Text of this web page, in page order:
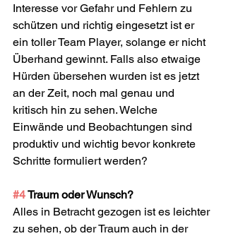
Interesse vor Gefahr und Fehlern zu
schützen und richtig eingesetzt ist er
ein toller Team Player, solange er nicht
Überhand gewinnt. Falls also etwaige
Hürden übersehen wurden ist es jetzt
an der Zeit, noch mal genau und
kritisch hin zu sehen. Welche
Einwände und Beobachtungen sind
produktiv und wichtig bevor konkrete
Schritte formuliert werden?
#4 Traum oder Wunsch?
Alles in Betracht gezogen ist es leichter
zu sehen, ob der Traum auch in der